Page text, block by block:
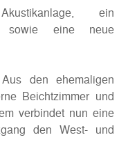
ein
sowie eine neue
Aus den ehemaligen
Beichtzimmer und
verbindet nun eine
den West- und